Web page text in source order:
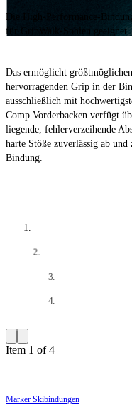
Die High-Performance-
für GripWalk-Sohlen geeignet.
Das ermöglicht
hervorragenden Grip in der
ausschließlich mit
Comp Vorderbacken verfügt
liegende, fehlerverzeihende
harte Stöße zuverlässig ab
Bindung.
Item 1 of 4
Marker Skibindungen